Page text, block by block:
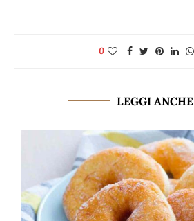
0
LEGGI ANCHE